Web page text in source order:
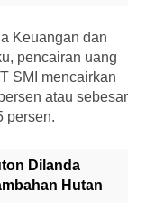
Keuangan dan
pencairan uang
SMI mencairkan
atau sebesar
persen.
Dilanda
Hutan